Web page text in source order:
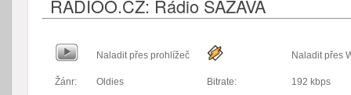
RADIOO.CZ: Rádio SÁZAVA
Naladit přes prohlížeč Naladit přes
Žánr: Oldies Bitrate: 192 kbps